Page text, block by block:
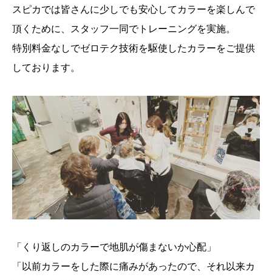
スピカでは皆さんに少しでも安心してカラーを楽しんで
頂くために、スタッフ一同でトレーニングを実施。
特別料金なしでゼロテク技術を駆使したカラーをご提供
しております。
「くり返しのカラーで地肌が傷まないか心配」
「以前カラーをした際に痛みがあったので、それ以来カ